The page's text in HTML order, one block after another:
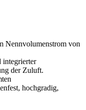
Nennvolumenstrom von
integrierter
der Zuluft.
hochgradig,